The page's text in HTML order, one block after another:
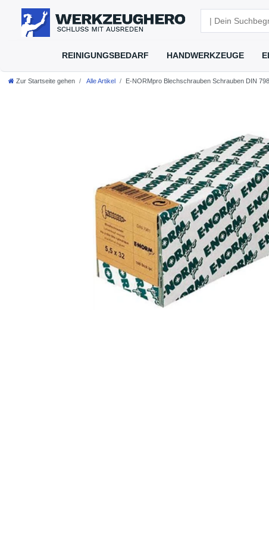
REINIGUNGSBEDARF HANDWERKZEUGE
Zur Startseite gehen Alle Artikel E-NORMpro Blechschrauben Schrauben DIN